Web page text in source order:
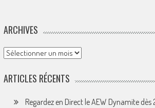
ARCHIVES
Archives
ARTICLES RÉCENTS
Regardez en Direct le AEW Dynamite dès